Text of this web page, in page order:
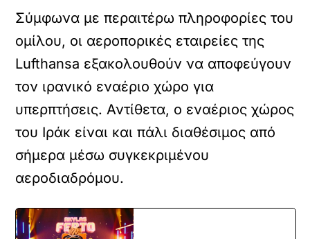
Σύμφωνα με περαιτέρω πληροφορίες του
ομίλου, οι αεροπορικές εταιρείες της
Lufthansa εξακολουθούν να αποφεύγουν
τον ιρανικό εναέριο χώρο για
υπερπτήσεις. Αντίθετα, ο εναέριος χώρος
του Ιράκ είναι και πάλι διαθέσιμος από
σήμερα μέσω συγκεκριμένου
αεροδιαδρόμου.